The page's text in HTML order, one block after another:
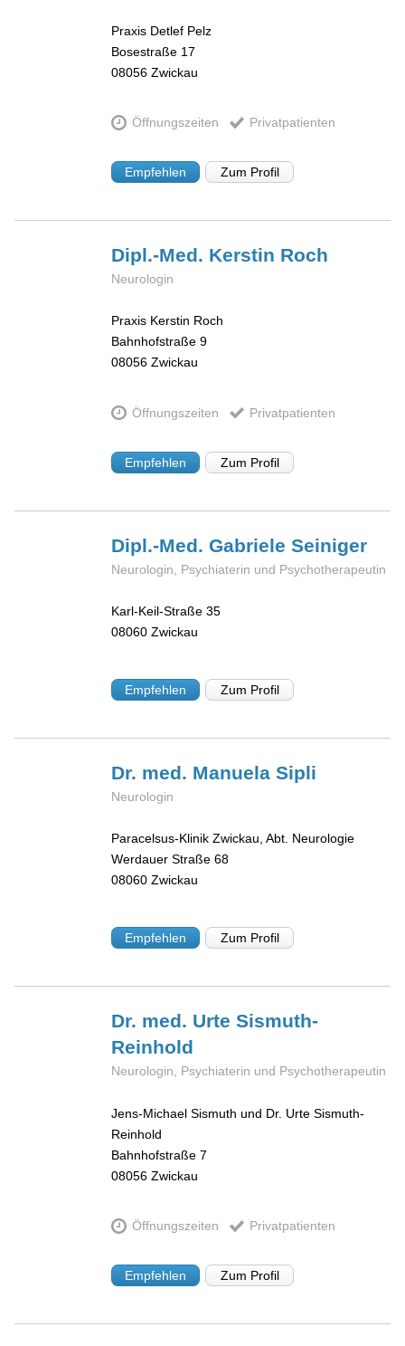
Praxis Detlef Pelz
Bosestraße 17
08056 Zwickau
Öffnungszeiten Privatpatienten
Empfehlen Zum Profil
Dipl.-Med. Kerstin Roch
Neurologin
Praxis Kerstin Roch
Bahnhofstraße 9
08056 Zwickau
Öffnungszeiten Privatpatienten
Empfehlen Zum Profil
Dipl.-Med. GabrieleSeiniger
Neurologin, Psychiaterin und Psychotherapeutin
Karl-Keil-Straße 35
08060 Zwickau
Empfehlen Zum Profil
Dr. med. ManuelaSipli
Neurologin
Paracelsus-Klinik Zwickau, Abt. Neurologie
Werdauer Straße 68
08060 Zwickau
Empfehlen Zum Profil
Dr. med. UrteSismuth-
Reinhold
Neurologin, Psychiaterin und Psychotherapeutin
Jens-Michael Sismuth und Dr. Urte Sismuth-
Reinhold
Bahnhofstraße 7
08056 Zwickau
Öffnungszeiten Privatpatienten
Empfehlen Zum Profil